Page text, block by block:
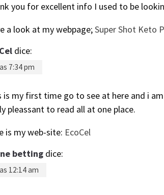
you for excellent info I used to be
a look at my webpage;Super Shot Keto
dice:
7:34 pm
is my first time go to see at here and i am
pleassant to read all at one place.
is my web-site: EcoCel
betting dice:
12:14 am